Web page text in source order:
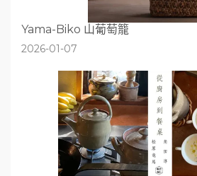
Yama-Biko 山葡萄籠
2026-01-07